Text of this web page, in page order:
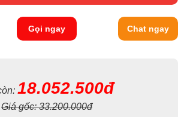
Gọi ngay Chat ngay
18.052.500đ
Giá gốc:33.200.000đ